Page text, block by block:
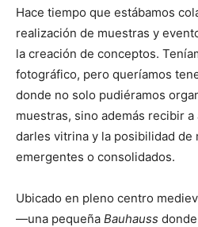
Hace tiempo que estábamos
realización de muestras y
la creación de conceptos.
fotográfico, pero queríamos
donde no solo pudiéramos
muestras, sino además recibir
darles vitrina y la posibilidad de
emergentes o consolidados.
Ubicado en pleno centro
—una pequeña Bauhauss